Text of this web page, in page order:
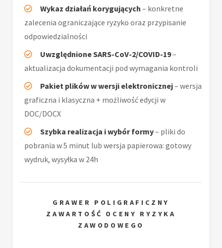
Wykaz działań korygujących – konkretne
zalecenia ograniczające ryzyko oraz przypisanie
odpowiedzialności
Uwzględnione SARS-CoV-2/COVID-19–
aktualizacja dokumentacji pod wymagania kontroli
Pakiet plików w wersji elektronicznej– wersja
graficzna i klasyczna + możliwość edycji w
DOC/DOCX
Szybka realizacja i wybór formy– pliki do
pobrania w 5 minut lub wersja papierowa: gotowy
wydruk, wysyłka w 24h
GRAWER POLIGRAFICZNY
ZAWARTOŚĆ OCENY RYZYKA
ZAWODOWEGO